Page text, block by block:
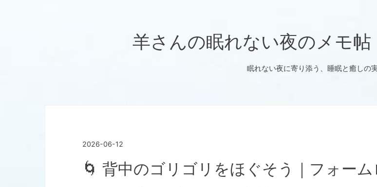
羊さんの眠れない夜のメモ
眠れない夜に寄り添う、睡眠と癒しの実
2026-06-12
🌀 背中のゴリゴリをほぐそう｜フォーム